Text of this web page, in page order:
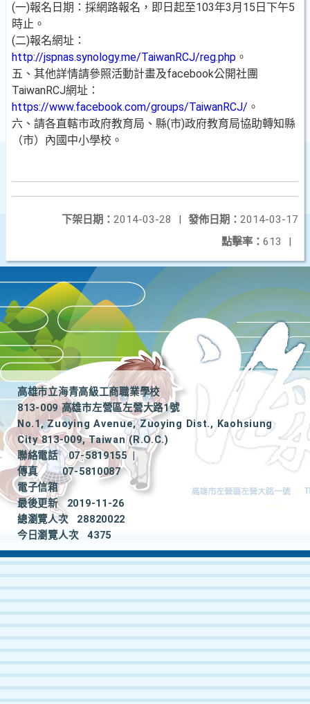
(一)報名日期：採網路報名，即日起至103年3月15日下午5
時止。
(二)報名網址：
http://jspnas.synology.me/TaiwanRCJ/reg.php 。
五、其他詳情請參照活動計畫及facebook公開社團
TaiwanRCJ網址：
https://www.facebook.com/groups/TaiwanRCJ/ 。
六、請各直轄市政府教育局、縣(市)政府教育局協助轉知縣
（市）內國中小學校。
發佈日期： 2014-03-17
下架日期： 2014-03-28
|
點擊率： 613 |
高雄市立海青高級工商職業學校
813-009 高雄市左營區左營大路1號
No.1, Zuoying Avenue, Zuoying Dist., Kaohsiung
City 813-009, Taiwan (R.O.C.)
聯絡電話
07-5819155
|
傳真
07-5810087
電子信箱
最後更新
2019-11-26
總瀏覽人次
28820022
今日瀏覽人次
4375